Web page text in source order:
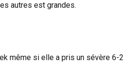
autres est grandes.
même si elle a pris un sévère 6-2